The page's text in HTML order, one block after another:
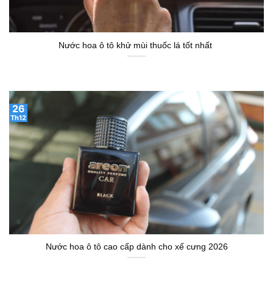
Nước hoa ô tô khử mùi thuốc lá tốt nhất
Nước hoa ô tô cao cấp dành cho xế cưng 2026
26
Th12